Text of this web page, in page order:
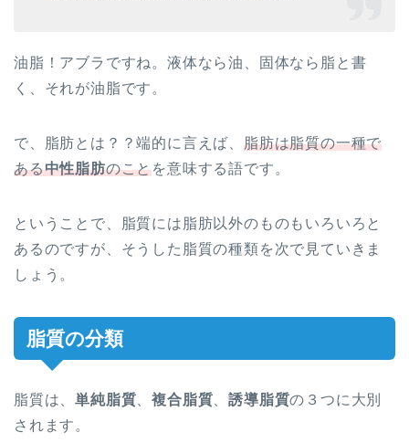
油脂！アブラですね。液体なら油、固体なら脂と書
く、それが油脂です。
で、脂肪とは？？端的に言えば、 脂肪は脂質の一種で
ある中性脂肪のことを意味する語です。
ということで、脂質には脂肪以外のものもいろいろと
あるのですが、そうした脂質の種類を次で見ていきま
しょう。
脂質の分類
脂質は、単純脂質 、複合脂質 、誘導脂質の３つに大別
されます。